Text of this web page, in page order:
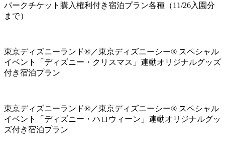
パークチケット購入権利付き宿泊プラン各種（11/26入園分
まで）
東京ディズニーランド®／東京ディズニーシー® スペシャル
イベント「ディズニー・クリスマス」連動オリジナルグッズ
付き宿泊プラン
東京ディズニーランド®／東京ディズニーシー® スペシャル
イベント「ディズニー・ハロウィーン」連動オリジナルグッ
ズ付き宿泊プラン